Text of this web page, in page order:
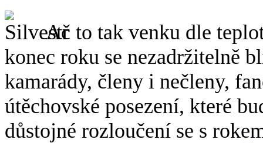
Ač to tak venku dle
konec roku se nezadržitelně
kamarády, členy i nečleny,
útěchovské posezení, které
důstojné rozloučení se s